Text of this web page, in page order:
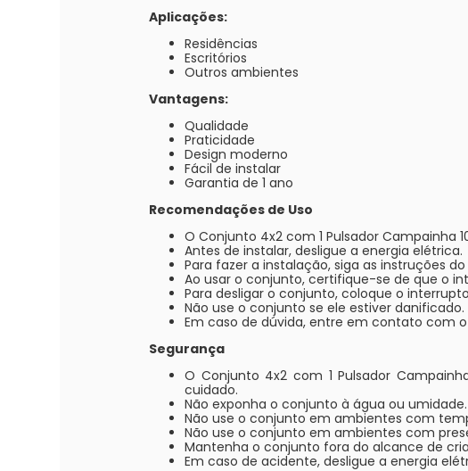
Aplicações:
Residências
Escritórios
Outros ambientes
Vantagens:
Qualidade
Praticidade
Design moderno
Fácil de instalar
Garantia de 1 ano
Recomendações de Uso
O Conjunto 4x2 com 1 Pulsador Campainha
Antes de instalar, desligue a energia elétrica.
Para fazer a instalação, siga as instruções
Ao usar o conjunto, certifique-se de que o
Para desligar o conjunto, coloque o
Não use o conjunto se ele estiver danificado.
Em caso de dúvida, entre em contato com
Segurança
O Conjunto 4x2 com 1 Pulsador
cuidado.
Não exponha o conjunto à água ou umidade.
Não use o conjunto em ambientes com
Não use o conjunto em ambientes com
Mantenha o conjunto fora do alcance de
Em caso de acidente, desligue a energia